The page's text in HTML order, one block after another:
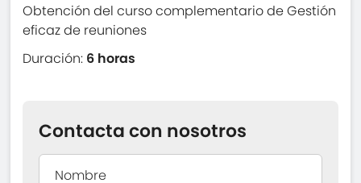
Obtención del curso complementario de Gestión
eficaz de reuniones
Duración: 6 horas
Contacta con nosotros